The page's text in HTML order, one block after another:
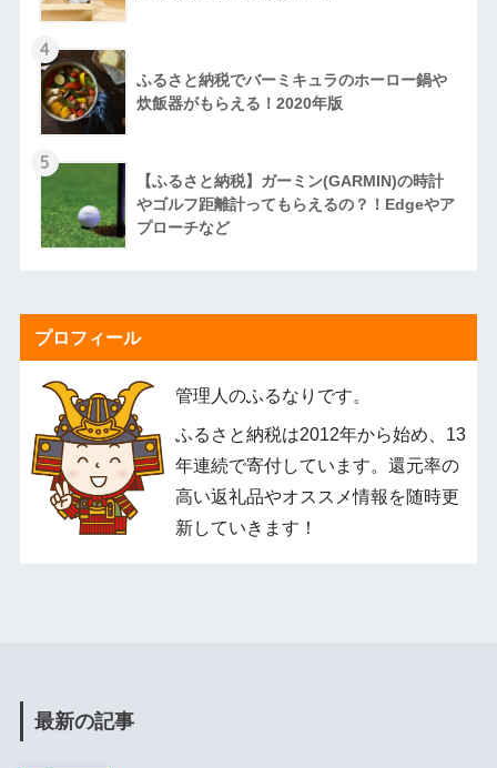
4
ふるさと納税でバーミキュラのホーロー鍋や
炊飯器がもらえる！2020年版
5
【ふるさと納税】ガーミン(GARMIN)の時計
やゴルフ距離計ってもらえるの？！Edgeやア
プローチなど
プロフィール
管理人のふるなりです。
ふるさと納税は2012年から始め、13
年連続で寄付しています。還元率の
高い返礼品やオススメ情報を随時更
新していきます！
最新の記事